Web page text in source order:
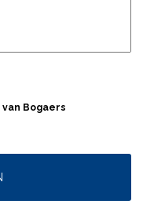
van Bogaers